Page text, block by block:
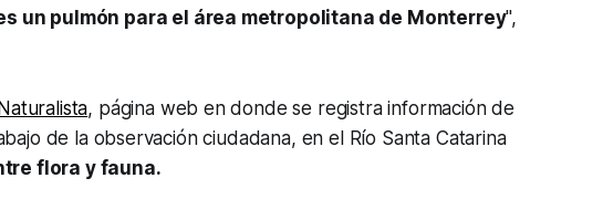
un pulmón para el área metropolitana de Monterrey",
Naturalista, página web en donde se registra información de
de la observación ciudadana, en el Río Santa Catarina
flora y fauna.